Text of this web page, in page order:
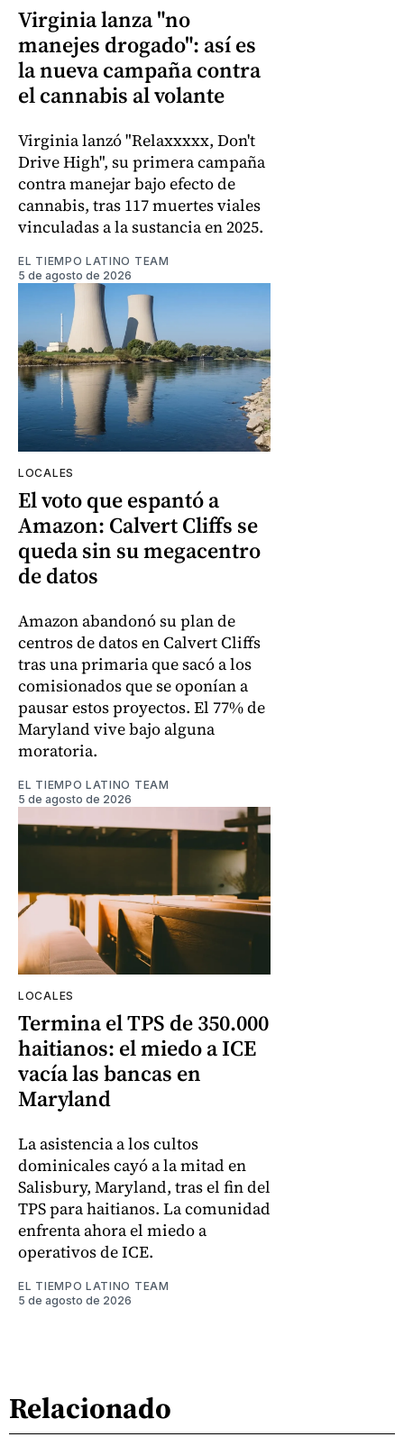
Virginia lanza "no
manejes drogado": así es
la nueva campaña contra
el cannabis al volante
Virginia lanzó "Relaxxxxx, Don't
Drive High", su primera campaña
contra manejar bajo efecto de
cannabis, tras 117 muertes viales
vinculadas a la sustancia en 2025.
EL TIEMPO LATINO TEAM
5 de agosto de 2026
LOCALES
El voto que espantó a
Amazon: Calvert Cliffs se
queda sin su megacentro
de datos
Amazon abandonó su plan de
centros de datos en Calvert Cliffs
tras una primaria que sacó a los
comisionados que se oponían a
pausar estos proyectos. El 77% de
Maryland vive bajo alguna
moratoria.
EL TIEMPO LATINO TEAM
5 de agosto de 2026
LOCALES
Termina el TPS de 350.000
haitianos: el miedo a ICE
vacía las bancas en
Maryland
La asistencia a los cultos
dominicales cayó a la mitad en
Salisbury, Maryland, tras el fin del
TPS para haitianos. La comunidad
enfrenta ahora el miedo a
operativos de ICE.
EL TIEMPO LATINO TEAM
5 de agosto de 2026
Relacionado